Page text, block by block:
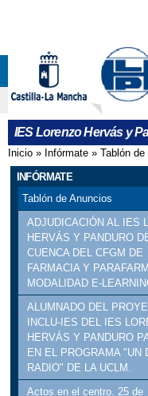
IES Lorenzo Hervás y
Se encuentra
Inicio » Infórmate » Tablón de
INFÓRMATE
Tablón de Anuncios
ADJUDICACIÓN AL IES
HERVÁS Y PANDURO
CUENCA DEL CFGM DE
FARMACIA Y
MODALIDAD E-
ALUMNADO DEL
INCLU-IES DEL IES
HERVÁS Y PANDURO
EN EL PROGRAMA "UN
RADIO" DE LA UCLM.
Actos en el centro. 25 de